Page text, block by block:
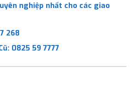
nghiệp nhất cho các giao
268
0825 59 7777